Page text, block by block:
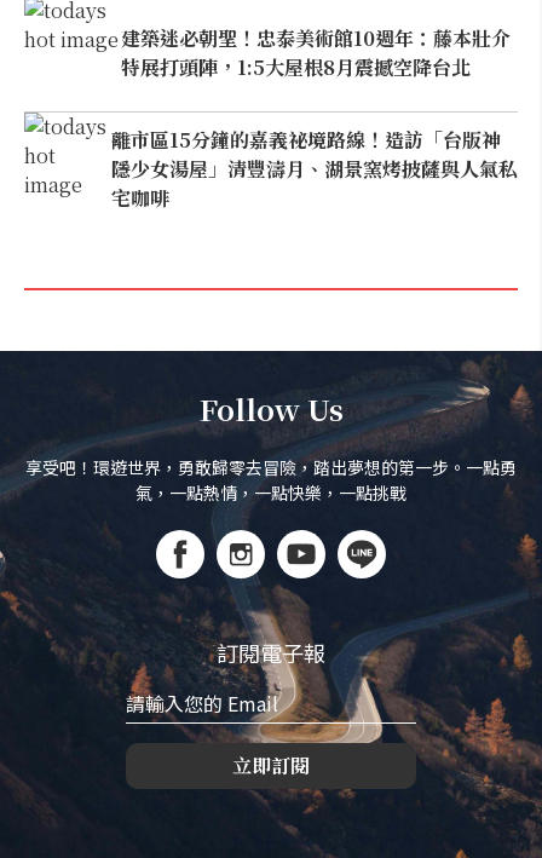
建築迷必朝聖！忠泰美術館10週年：藤本壯介
特展打頭陣，1:5大屋根8月震撼空降台北
離市區15分鐘的嘉義祕境路線！造訪「台版神
隱少女湯屋」清豐濤月、湖景窯烤披薩與人氣私
宅咖啡
Follow Us
享受吧！環遊世界，勇敢歸零去冒險，踏出夢想的第一步。一點勇
氣，一點熱情，一點快樂，一點挑戰
訂閱電子報
立即訂閱